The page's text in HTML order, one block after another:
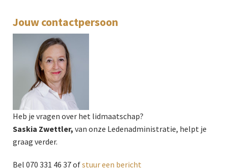
Jouw contactpersoon
Heb je vragen over het lidmaatschap?
Saskia Zwettler, van onze Ledenadministratie, helpt je
graag verder.
Bel 070 331 46 37 ofstuur een bericht